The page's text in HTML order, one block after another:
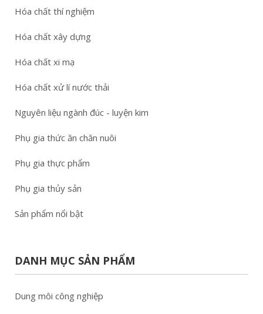
Hóa chất thí nghiệm
Hóa chất xây dựng
Hóa chất xi mạ
Hóa chất xử lí nước thải
Nguyên liệu ngành đúc - luyện kim
Phụ gia thức ăn chăn nuôi
Phụ gia thực phẩm
Phụ gia thủy sản
Sản phẩm nổi bật
DANH MỤC SẢN PHẨM
Dung môi công nghiệp